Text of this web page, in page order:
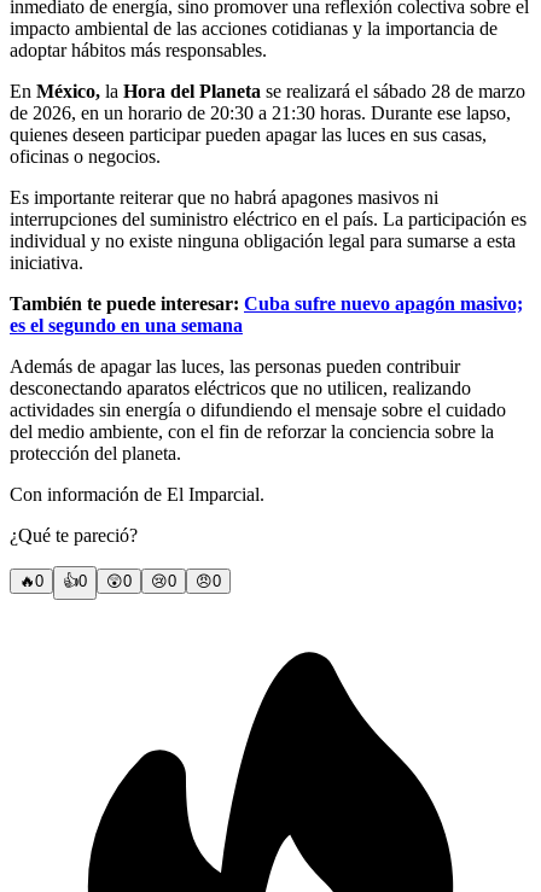
inmediato de energía, sino promover una reflexión colectiva sobre el
impacto ambiental de las acciones cotidianas y la importancia de
adoptar hábitos más responsables.
En México, la Hora del Planeta se realizará el sábado 28 de marzo
de 2026, en un horario de 20:30 a 21:30 horas. Durante ese lapso,
quienes deseen participar pueden apagar las luces en sus casas,
oficinas o negocios.
Es importante reiterar que no habrá apagones masivos ni
interrupciones del suministro eléctrico en el país. La participación es
individual y no existe ninguna obligación legal para sumarse a esta
iniciativa.
También te puede interesar: Cuba sufre nuevo apagón masivo;
es el segundo en una semana
Además de apagar las luces, las personas pueden contribuir
desconectando aparatos eléctricos que no utilicen, realizando
actividades sin energía o difundiendo el mensaje sobre el cuidado
del medio ambiente, con el fin de reforzar la conciencia sobre la
protección del planeta.
Con información de El Imparcial.
¿Qué te pareció?
🔥0 👍0 😲0 😢0 😠0